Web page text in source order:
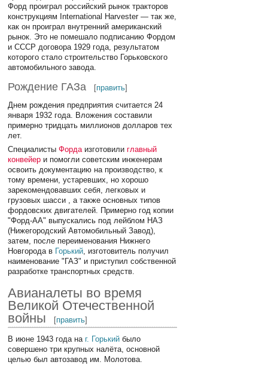
Форд проиграл российский рынок тракторов
конструкциям International Harvester — так же,
как он проиграл внутренний американский
рынок. Это не помешало подписанию Фордом
и СССР договора 1929 года, результатом
которого стало строительство Горьковского
автомобильного завода.
Рождение ГАЗа [править]
Днем рождения предприятия считается 24
января 1932 года. Вложения составили
примерно тридцать миллионов долларов тех
лет.
СпециалистыФорда изготовилиглавный
конвейер и помогли советским инженерам
освоить документацию на производство, к
тому времени, устаревших, но хорошо
зарекомендовавших себя, легковых и
грузовых шасси , а также основных типов
фордовских двигателей. Примерно год копии
"Форд-АА" выпускались под лейблом НАЗ
(Нижегородский Автомобильный Завод),
затем, после переименования Нижнего
Новгорода в Горький , изготовитель получил
наименование "ГАЗ" и приступил собственной
разработке транспортных средств.
Авианалеты во время
Великой Отечественной
войны
[править]
В июне 1943 года на г. Горький было
совершено три крупных налёта, основной
целью был автозавод им. Молотова.